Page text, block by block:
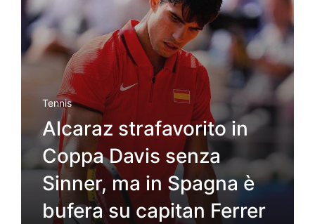
Tennis
Alcaraz strafavorito in
Coppa Davis senza
Sinner, ma in Spagna è
bufera su capitan Ferrer